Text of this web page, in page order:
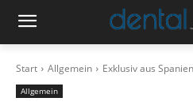
Start Allgemein Exklusiv aus
Allgemein